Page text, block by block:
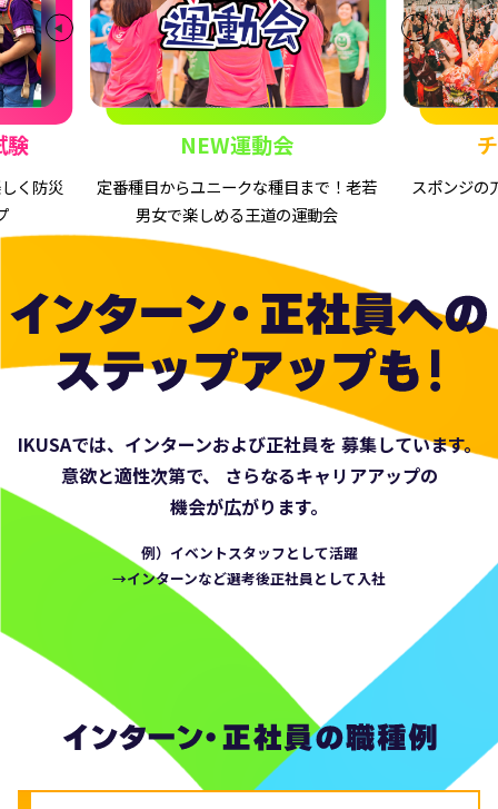
NEW運動会
らユニークな種目まで！老若
で楽しめる王道の運動会
スポンジの刀で戦う世界一安全な
インターン・正社員へのステップア
ップも！
IKUSAでは、インターンおよび正社員を 募集しています。
意欲と適性次第で、
さらなるキャリアアップの
機会が広がります。
例）イベントスタッフとして活躍
→インターンなど選考後正社員として入社
インターン・正社員の職種別